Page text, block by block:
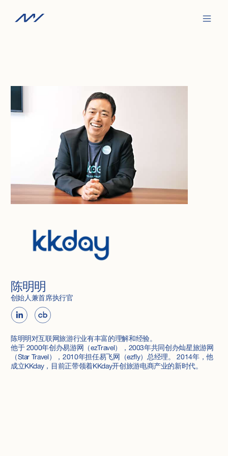
陈明明
创始人兼首席执行官
陈明明对互联网旅游行业有丰富的理解和经验。
他于 2000年创办易游网（ezTravel），2003年共同创办灿星旅游网
（Star Travel），2010年担任易飞网（ezfly）总经理。 2014年，他
成立KKday，目前正带领着KKday开创旅游电商产业的新时代。